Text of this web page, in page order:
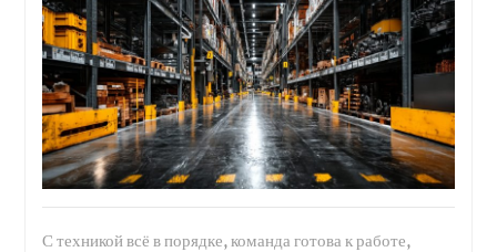
С техникой всё в порядке, команда готова к работе,